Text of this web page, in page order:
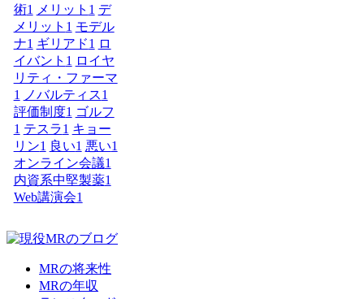
術1 メリット 1 デ
メリット 1 モデル
ナ1 ギリアド1 ロ
イバント 1 ロイヤ
リティ・ファーマ
1
ノバルティス1
評価制度1 ゴルフ
1 テスラ1 キョー
リン1 良い1 悪い1
オンライン会議1
内資系中堅製薬1
Web講演会1
MRの将来性
MRの年収